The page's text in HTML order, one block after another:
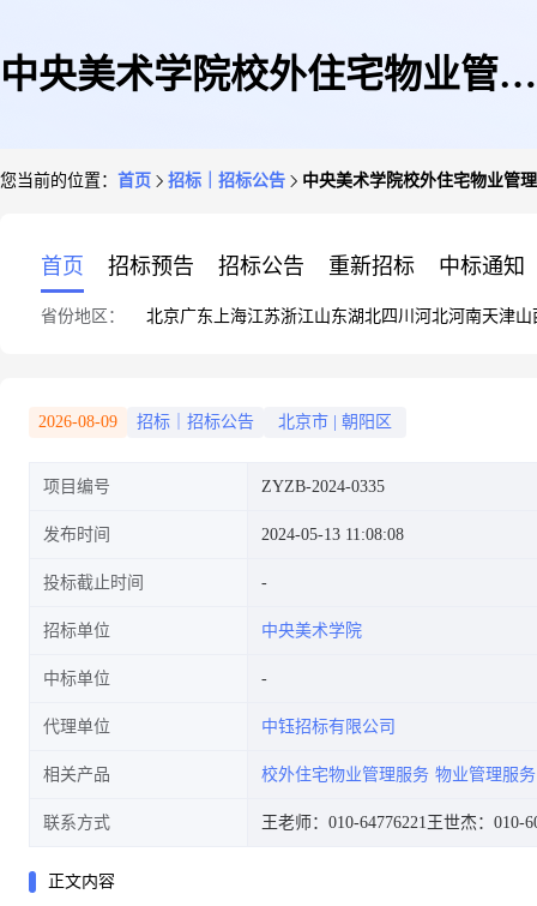
中央美术学院校外住宅物业管理
您当前的位置： 首页 招标｜招标公告 中央美术学院校外住宅物业管
首页 招标预告 招标公告 重新招标 中标通知
省份地区： 北京广东 上海江苏浙江山东湖北四川 河北河南天津山
2026-08-09 招标｜招标公告 北京市 朝阳区
项目编号 ZYZB-2024-0335
发布时间 2024-05-13 11:08:08
投标截止时间
招标单位 中央美术学院
中标单位
代理单位 中钰招标有限公司
相关产品 校外住宅物业管理服务 物业管理服务
联系方式 王老师：010-64776221 王世杰：010-
正文内容